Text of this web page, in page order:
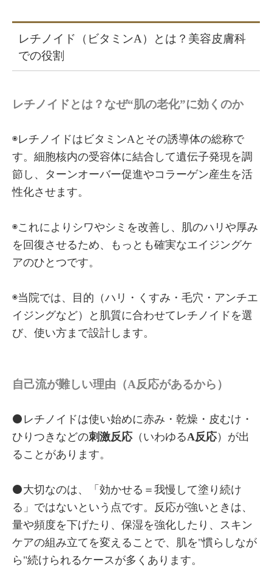
レチノイド（ビタミンA）とは？美容皮膚科
での役割
レチノイドとは？なぜ“肌の老化”に効くのか
◉レチノイドはビタミンAとその誘導体の総称で
す。細胞核内の受容体に結合して遺伝子発現を調
節し、ターンオーバー促進やコラーゲン産生を活
性化させます。
◉これによりシワやシミを改善し、肌のハリや厚み
を回復させるため、もっとも確実なエイジングケ
アのひとつです。
◉当院では、目的（ハリ・くすみ・毛穴・アンチエ
イジングなど）と肌質に合わせてレチノイドを選
び、使い方まで設計します。
自己流が難しい理由（A反応があるから）
⚫️レチノイドは使い始めに赤み・乾燥・皮むけ・
ひりつきなどの刺激反応（いわゆるA反応）が出
ることがあります。
⚫️大切なのは、「効かせる＝我慢して塗り続け
る」ではないという点です。反応が強いときは、
量や頻度を下げたり、保湿を強化したり、スキン
ケアの組み立てを変えることで、肌を"慣らしなが
ら"続けられるケースが多くあります。